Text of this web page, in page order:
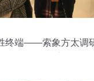
终端——索象方太调